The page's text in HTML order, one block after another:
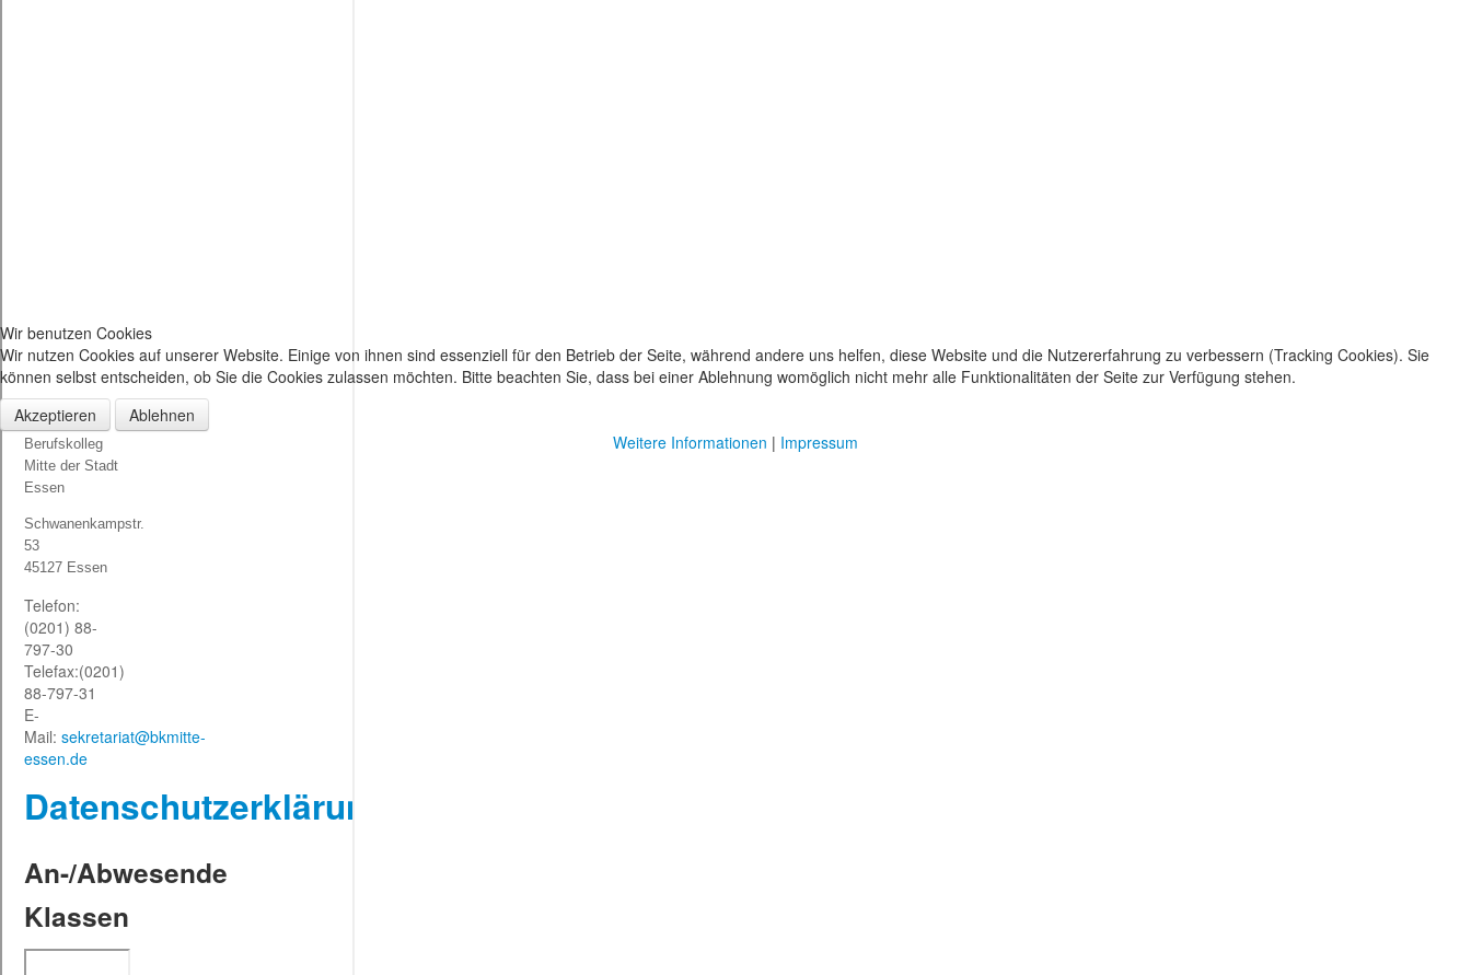
Wir benutzen Cookies
Wir nutzen Cookies auf unserer Website. Einige von ihnen sind essenziell für den Betrieb der Seite, während andere uns helfen, diese Website und die Nutzererfahrung zu verbessern (Tracking Cookies). Sie
können selbst entscheiden, ob Sie die Cookies zulassen möchten. Bitte beachten Sie, dass bei einer Ablehnung womöglich nicht mehr alle Funktionalitäten der Seite zur Verfügung stehen.
Akzeptieren
Ablehnen
Weitere Informationen | Impressum